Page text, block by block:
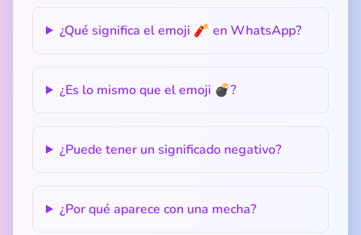
¿Qué significa el emoji 🧨 en WhatsApp?
¿Es lo mismo que el emoji 💣?
¿Puede tener un significado negativo?
¿Por qué aparece con una mecha?